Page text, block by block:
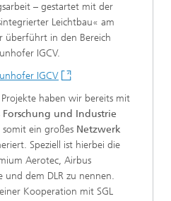
– gestartet mit der
Leichtbau« am
überführt in den Bereich
IGCV.
IGCV
haben wir bereits mit
Forschung und Industrie
ein großes Netzwerk
Speziell ist hierbei die
Aerotec, Airbus
und dem DLR zu nennen.
Kooperation mit SGL